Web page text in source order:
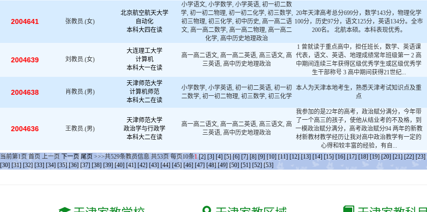
2004641 张教员.(女)
北京航空航天大学
自动化
本科大四在读
小学语文, 小学数学, 小学英语, 初一初二数
学, 初一初二物理, 初一初二化学, 初三数学,
初三物理, 初三化学, 初中历史, 高一高二语
文, 高一高二数学, 高一高二物理, 高一高二
化学, 高中历史地理政治
20年天津高考总分699分，数学143分，物理化学
100分，历史97分，语文125分，英语134分。全市
200名。 北航本硕。本科表现优秀。
2004639 刘教员.(女)
大连理工大学
计算机
本科大一在读
高一高二语文, 高一高二英语, 高三语文, 高
三英语, 高中历史地理政治
1 曾就读于重点高中，担任班长，数学、英语课
代表，语文、英语、地理成绩常年班级第一 2 高
中期间连续三年获得区级优秀学生或区级优秀学
生干部称号 3 高中期间获得21世纪...
2004638 肖教员.(男)
天津师范大学
计算机师范
本科大二在读
小学数学, 小学英语, 初一初二英语, 初一初
二数学, 初一初二物理, 初三数学, 初三化学
本人为天津本地考生，熟悉天津考试知识点及重
点
2004636 王教员.(男)
天津师范大学
政治学与行政学
本科大二在读
高一高二语文, 高一高二英语, 高三语文, 高
三英语, 高中历史地理政治
我参加的是22年的高考，政治赋分满分，今年带
了一个高三的孩子，使他从结业考的不及格，到
一模政治赋分满分，高考政治赋分94 两年的新教
材新教材教学经历让我对高中政治教学有一定的
心得和较丰富的经验，有自...
当前第1 页 首页 上一页 下一页 尾页 >>>共529条教员信息 共53页 每页10条1 [2] [3] [4] [5] [6] [7] [8] [9] [10] [11] [12] [13] [14] [15] [16] [17] [18] [19] [20] [21] [22] [23]
[30] [31] [32] [33] [34] [35] [36] [37] [38] [39] [40] [41] [42] [43] [44] [45] [46] [47] [48] [49] [50] [51] [52] [53]